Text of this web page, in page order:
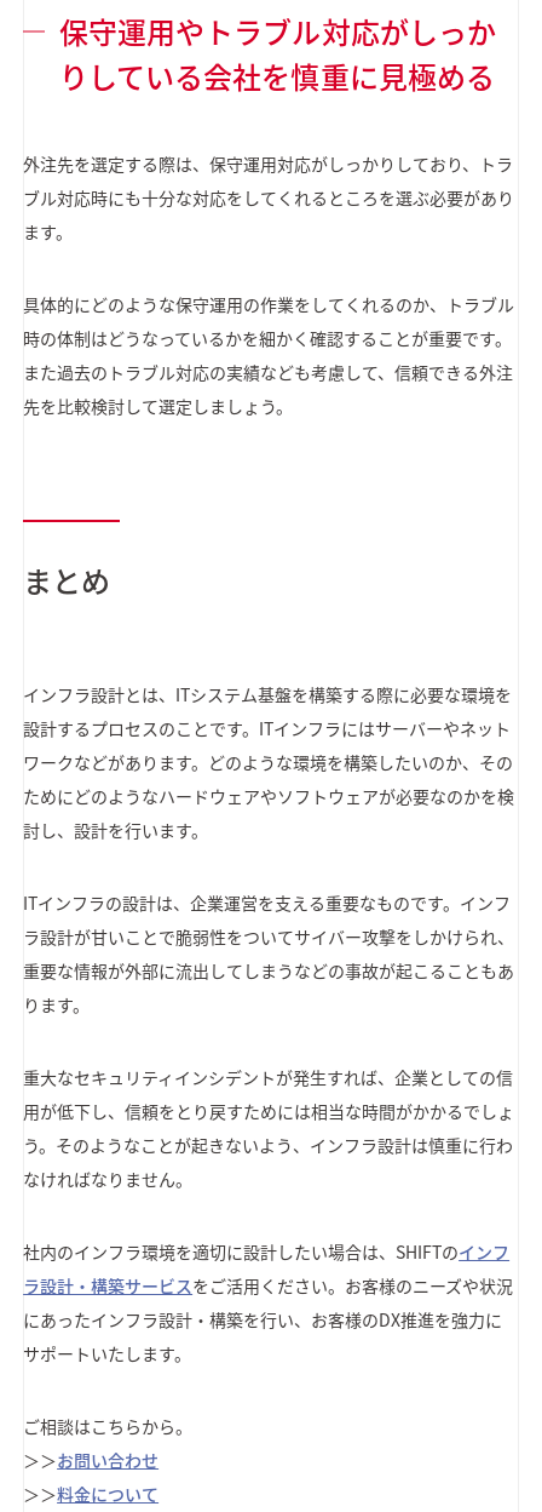
保守運用やトラブル対応がしっか
りしている会社を慎重に見極める
外注先を選定する際は、保守運用対応がしっかりしており、トラ
ブル対応時にも十分な対応をしてくれるところを選ぶ必要があり
ます。
具体的にどのような保守運用の作業をしてくれるのか、トラブル
時の体制はどうなっているかを細かく確認することが重要です。
また過去のトラブル対応の実績なども考慮して、信頼できる外注
先を比較検討して選定しましょう。
まとめ
インフラ設計とは、ITシステム基盤を構築する際に必要な環境を
設計するプロセスのことです。ITインフラにはサーバーやネット
ワークなどがあります。どのような環境を構築したいのか、その
ためにどのようなハードウェアやソフトウェアが必要なのかを検
討し、設計を行います。
ITインフラの設計は、企業運営を支える重要なものです。インフ
ラ設計が甘いことで脆弱性をついてサイバー攻撃をしかけられ、
重要な情報が外部に流出してしまうなどの事故が起こることもあ
ります。
重大なセキュリティインシデントが発生すれば、企業としての信
用が低下し、信頼をとり戻すためには相当な時間がかかるでしょ
う。そのようなことが起きないよう、インフラ設計は慎重に行わ
なければなりません。
社内のインフラ環境を適切に設計したい場合は、SHIFTのインフ
ラ設計・構築サービスをご活用ください。お客様のニーズや状況
にあったインフラ設計・構築を行い、お客様のDX推進を強力に
サポートいたします。
ご相談はこちらから。
＞＞お問い合わせ
＞＞料金について